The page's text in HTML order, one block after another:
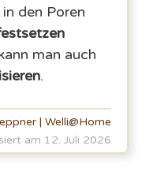
den Poren
man auch
.
| Welli@Home
am 12. Juli 2026